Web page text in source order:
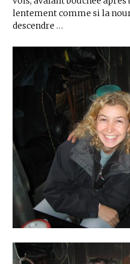
lentement comme si la
descendre …